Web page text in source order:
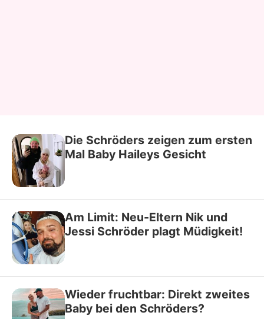
Die Schröders zeigen zum ersten
Mal Baby Haileys Gesicht
Am Limit: Neu-Eltern Nik und
Jessi Schröder plagt Müdigkeit!
Wieder fruchtbar: Direkt zweites
Baby bei den Schröders?